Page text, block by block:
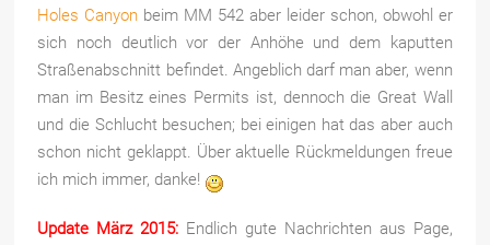
Holes Canyon beim MM 542 aber leider schon, obwohl er
sich noch deutlich vor der Anhöhe und dem kaputten
Straßenabschnitt befindet. Angeblich darf man aber, wenn
man im Besitz eines Permits ist, dennoch die Great Wall
und die Schlucht besuchen; bei einigen hat das aber auch
schon nicht geklappt. Über aktuelle Rückmeldungen freue
ich mich immer, danke!
Update März 2015: Endlich gute Nachrichten aus Page,